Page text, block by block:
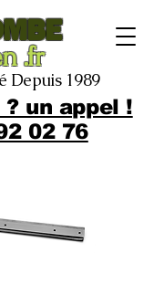
.fr
Depuis 1989
un appel !
02 76